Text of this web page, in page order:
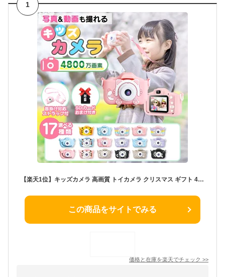
1
【楽天1位】キッズカメラ 高画質 トイカメラ クリスマス ギフト 4800万画素 1080p録画 自撮り 知育玩具 子供用カメラ おもちゃ デジカメ デジタル 女の子 男の子 4歳 5歳 6歳 小学生 キッズ 誕生日 子供 プレゼント 子供用
この商品をサイトでみる
価格と在庫を楽天でチェック >>